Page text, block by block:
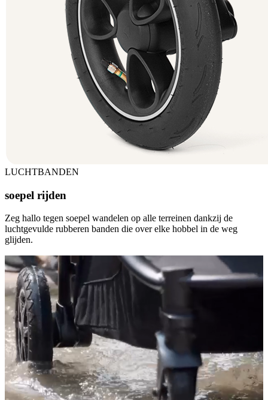
LUCHTBANDEN
soepel rijden
Zeg hallo tegen soepel wandelen op alle terreinen dankzij de
luchtgevulde rubberen banden die over elke hobbel in de weg
glijden.